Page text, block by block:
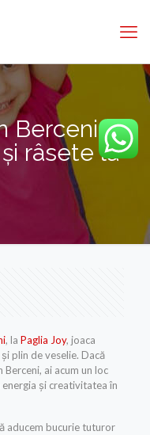
Berceni –
râsete la
, la Paglia Joy, joaca
plin de veselie. Dacă
ai acum un loc
și creativitatea în
aducem bucurie tuturor